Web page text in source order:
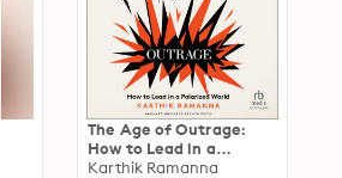
The Age of Outrage:
How to Lead in a
Polarized World
Karthik Ramanna